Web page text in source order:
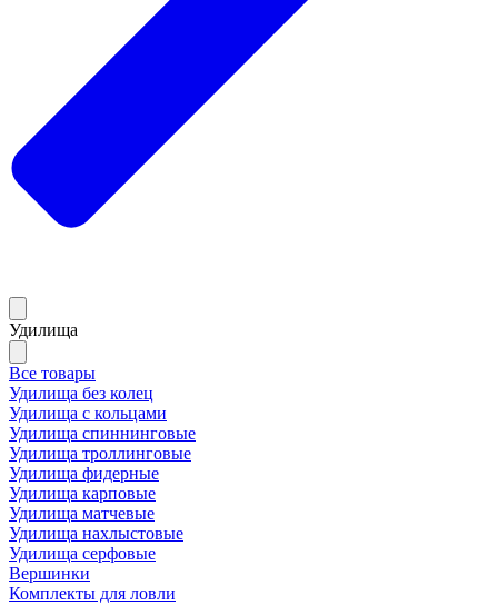
Удилища
Все товары
Удилища без колец
Удилища с кольцами
Удилища спиннинговые
Удилища троллинговые
Удилища фидерные
Удилища карповые
Удилища матчевые
Удилища нахлыстовые
Удилища серфовые
Вершинки
Комплекты для ловли